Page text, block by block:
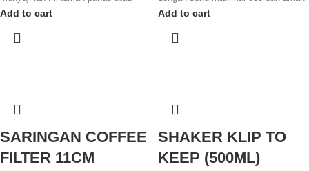
dingin seperti kopi, es teh, es jeruk,
Add to cart
digunakan pada mecin pencuci piring
Add to cart
SARINGAN COFFEE
FILTER 11CM
SHAKER KLIP TO
KEEP (500ML)